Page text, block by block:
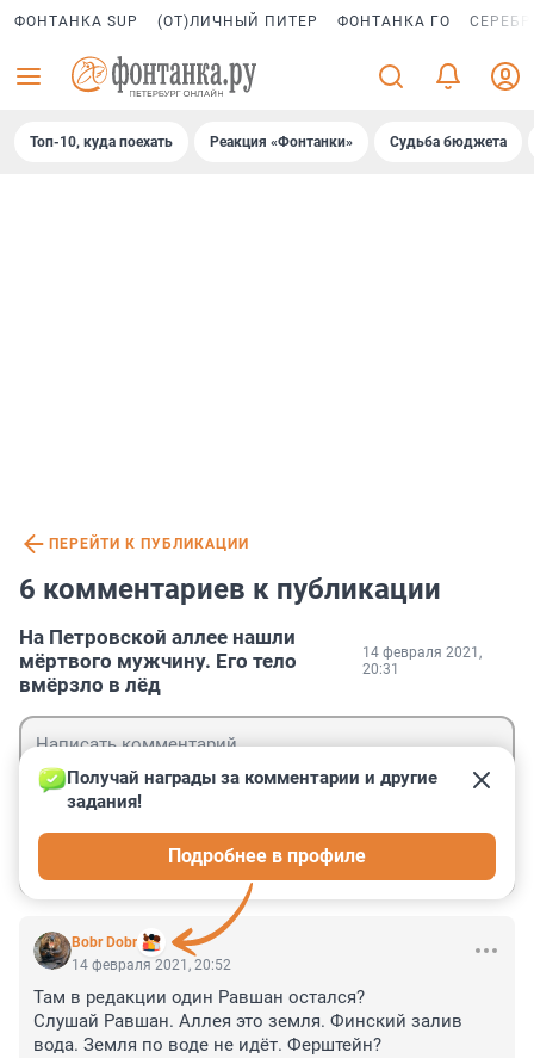
ФОНТАНКА SUP (ОТ)ЛИЧНЫЙ ПИТЕР ФОНТАНКА ГО
Топ-10, куда поехать Реакция «Фонтанки» Судьба бюджета
ПЕРЕЙТИ К ПУБЛИКАЦИИ
6 комментариев к публикации
На Петровской аллее нашли
мёртвого мужчину. Его тело
вмёрзло в лёд
14 февраля 2021,
20:31
Bobr Dobr
Получай награды за комментарии и другие
задания!
Подробнее в профиле
14 февраля 2021, 20:52
Там в редакции один Равшан остался?
Слушай Равшан. Аллея это земля. Финский залив
вода. Земля по воде не идёт. Ферштейн?